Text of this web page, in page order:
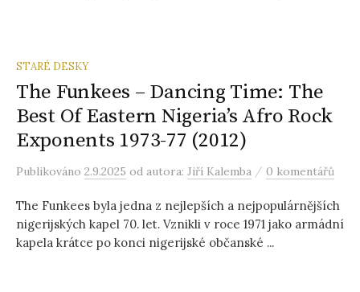
STARÉ DESKY
The Funkees – Dancing Time: The
Best Of Eastern Nigeria’s Afro Rock
Exponents 1973-77 (2012)
Publikováno 2.9.2025 od autora: Jiří Kalemba / 0 komentářů
The Funkees byla jedna z nejlepších a nejpopulárnějších
nigerijských kapel 70. let. Vznikli v roce 1971 jako armádní
kapela krátce po konci nigerijské občanské ...